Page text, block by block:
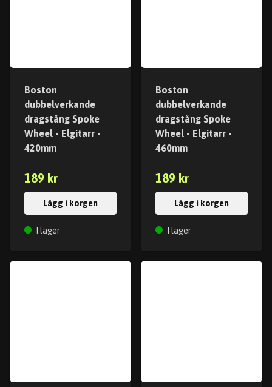
Boston
dubbelverkande
dragstång Spoke
Wheel - Elgitarr -
420mm
189 kr
Lägg i korgen
I lager
Boston
dubbelverkande
dragstång Spoke
Wheel - Elgitarr -
460mm
189 kr
Lägg i korgen
I lager